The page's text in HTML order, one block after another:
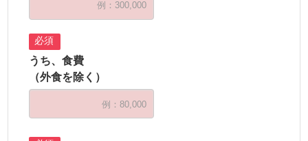
うち、食費
（外食を除く）